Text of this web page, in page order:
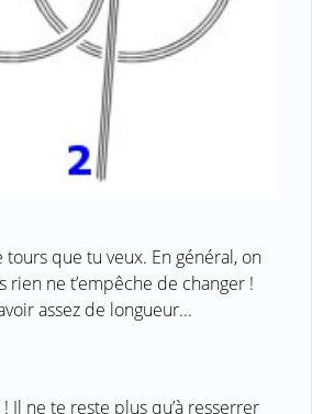
tours que tu veux. En général, on
rien ne t’empêche de changer !
assez de longueur...
Il ne te reste plus qu’à resserrer